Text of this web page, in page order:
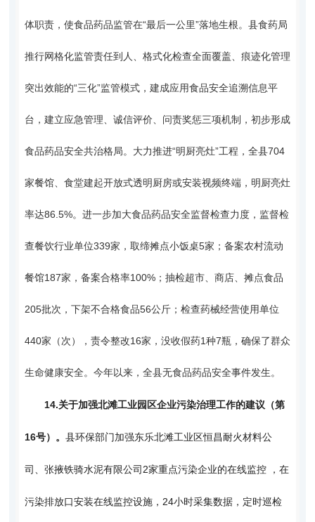
体职责，使食品药品监管在“最后一公里”落地生根。县食药局
推行网格化监管责任到人、格式化检查全面覆盖、痕迹化管理
突出效能的“三化”监管模式，建成应用食品安全追溯信息平
台，建立应急管理、诚信评价、问责奖惩三项机制，初步形成
食品药品安全共治格局。大力推进“明厨亮灶”工程，全县704
家餐馆、食堂建起开放式透明厨房或安装视频终端，明厨亮灶
率达86.5%。进一步加大食品药品安全监督检查力度，监督检
查餐饮行业单位339家，取缔摊点小饭桌5家；备案农村流动
餐馆187家，备案合格率100%；抽检超市、商店、摊点食品
205批次，下架不合格食品56公斤；检查药械经营使用单位
440家（次），责令整改16家，没收假药1种7瓶，确保了群众
生命健康安全。今年以来，全县无食品药品安全事件发生。
14.关于加强北滩工业园区企业污染治理工作的建议（第
16号）。 县环保部门加强东乐北滩工业区恒昌耐火材料公
司、张掖铁骑水泥有限公司2家重点污染企业的在线监控 ，在
污染排放口安装在线监控设施，24小时采集数据，定时巡检